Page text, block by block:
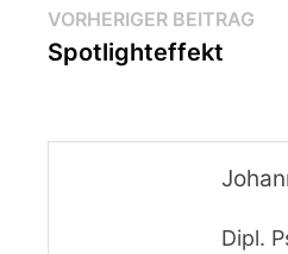
VORHERIGER BEITRAG
Spotlighteffekt
Dipl.